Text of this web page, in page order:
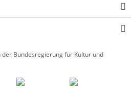
Bundesregierung für Kultur und